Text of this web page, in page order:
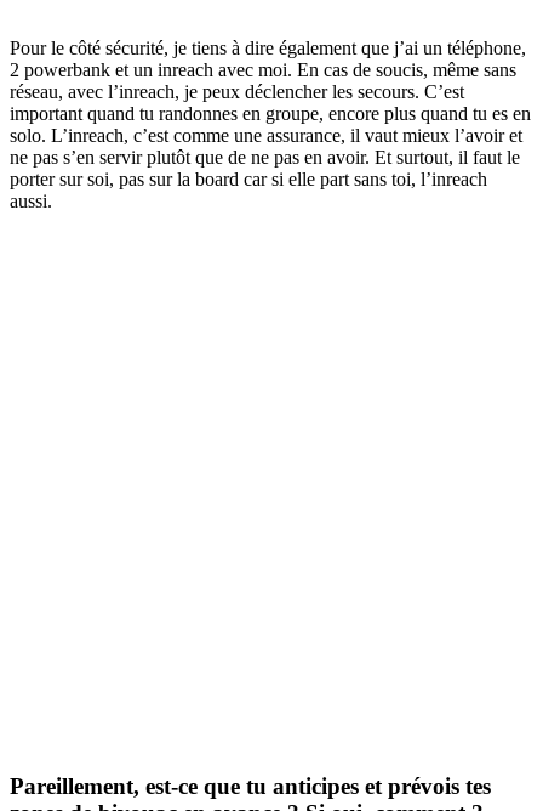
Pour le côté sécurité, je tiens à dire également que j’ai un téléphone,
2 powerbank et un inreach avec moi. En cas de soucis, même sans
réseau, avec l’inreach, je peux déclencher les secours. C’est
important quand tu randonnes en groupe, encore plus quand tu es en
solo. L’inreach, c’est comme une assurance, il vaut mieux l’avoir et
ne pas s’en servir plutôt que de ne pas en avoir. Et surtout, il faut le
porter sur soi, pas sur la board car si elle part sans toi, l’inreach
aussi.
Pareillement, est-ce que tu anticipes et prévois tes